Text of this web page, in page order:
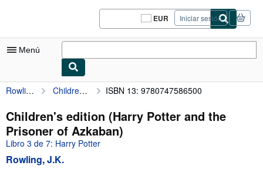
Pasar al contenido principal
EUR
Preferencias
de
del
Iniciar sesión
Menú
Mi cuenta
Consultar mis pedidos
Cerrar sesión
Búsqueda avanzada
Rowling, J.K. Children's edition (Harry Potter and the Prisoner of Azkaban) ISBN 13: 9780747586500
Children's edition (Harry Potter and the
Prisoner of Azkaban)
Libro 3 de 7: Harry Potter
Rowling, J.K.